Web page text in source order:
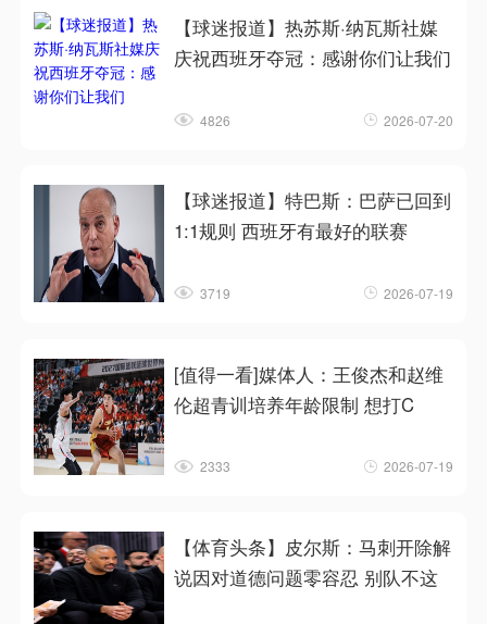
【球迷报道】热苏斯·纳瓦斯社媒
庆祝西班牙夺冠：感谢你们让我们
4826 2026-07-20
【球迷报道】特巴斯：巴萨已回到
1:1规则 西班牙有最好的联赛
3719 2026-07-19
[值得一看]媒体人：王俊杰和赵维
伦超青训培养年龄限制 想打C
2333 2026-07-19
【体育头条】皮尔斯：马刺开除解
说因对道德问题零容忍 别队不这